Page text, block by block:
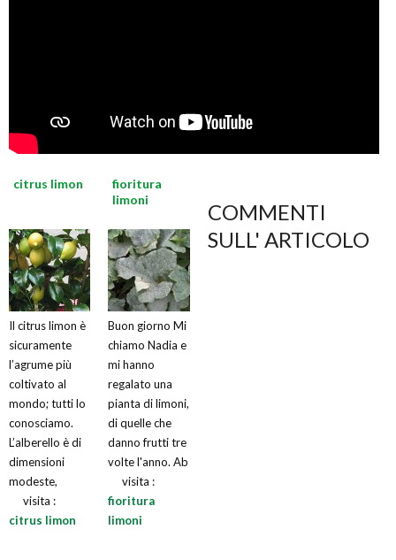
citrus limon
Il citrus limon è
sicuramente
l’agrume più
coltivato al
mondo; tutti lo
conosciamo.
L’alberello è di
dimensioni
modeste,
visita :
citrus limon
fioritura
limoni
Buon giorno Mi
chiamo Nadia e
mi hanno
regalato una
pianta di limoni,
di quelle che
danno frutti tre
volte l'anno. Ab
visita :
fioritura
limoni
COMMENTI
SULL' ARTICOLO